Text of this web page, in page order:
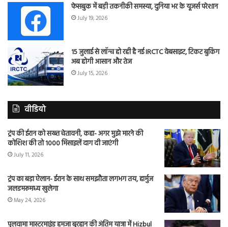
फेसबुक में बड़ी तकनीकी समस्या, दुनिया भर के यूजर्स परेशान
July 19, 2026
15 जुलाई से लॉन्च हो रही है नई IRCTC वेबसाइट, टिकट बुकिंग
अब होगी आसान और तेज
July 15, 2026
वीडियो
ट्रंप की ईरान को सख्त चेतावनी, कहा- अगर मुझे मारने की
कोशिश की तो 1000 मिसाइलें दाग दी जाएंगी
July 11, 2026
ट्रंप का बड़ा ऐलान- ईरान के साथ समझौता लगभग तय, हार्मुज
जलडमरूमध्य खुलेगा
May 24, 2026
पुलवामा मास्टरमाइंड हमजा बुरहान की अंतिम यात्रा में Hizbul